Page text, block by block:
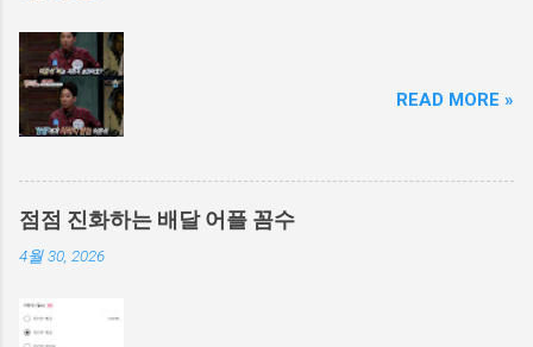
READ MORE »
점점 진화하는 배달 어플 꼼수
4월 30, 2026